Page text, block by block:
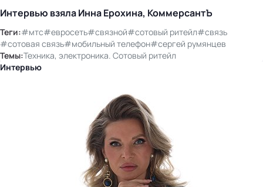
Интервью взяла Инна Ерохина, КоммерсантЪ
Теги:#мтс#евросеть#связной#сотовый ритейл#связь
#сотовая связь#мобильный телефон#сергей румянцев
Темы:Техника, электроника. Сотовый ритейл
Интервью